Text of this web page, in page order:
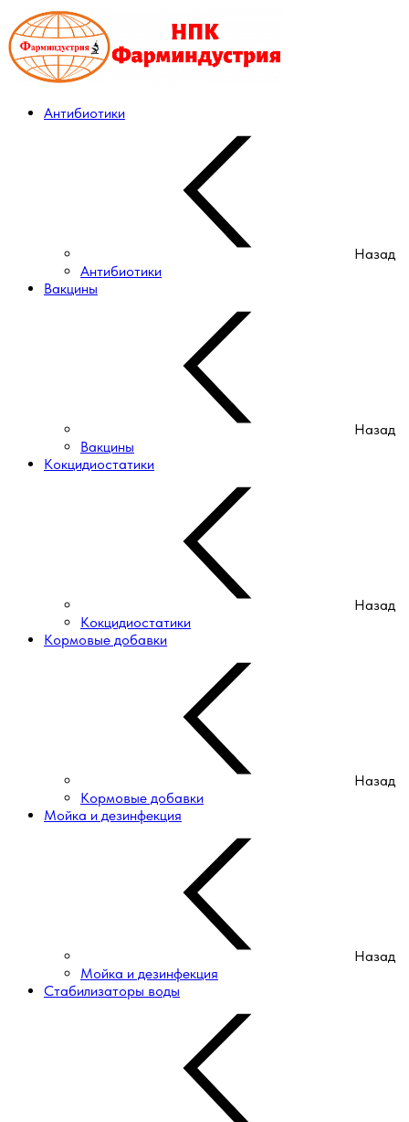
Антибиотики
Назад
Антибиотики
Вакцины
Назад
Вакцины
Кокцидиостатики
Назад
Кокцидиостатики
Кормовые добавки
Назад
Кормовые добавки
Мойка и дезинфекция
Назад
Мойка и дезинфекция
Стабилизаторы воды